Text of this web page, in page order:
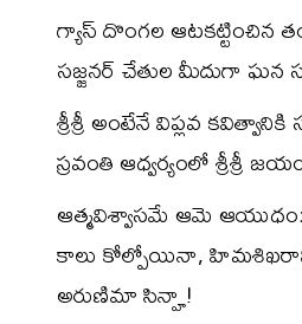
గ్యాస్ దొంగల ఆటకట్టించిన
సజ్జనర్ చేతుల మీదుగా ఘన
శ్రీశ్రీ అంటేనే విప్లవ
స్రవంతి ఆధ్వర్యంలో శ్రీశ్రీ
ఆత్మవిశ్వాసమే ఆమె
కాలు కోల్పోయినా,
అరుణిమా సిన్హా!